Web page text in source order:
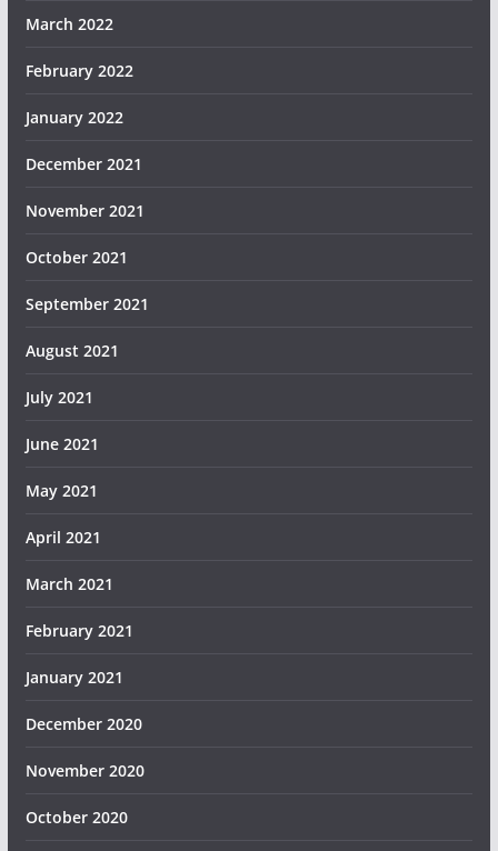
March 2022
February 2022
January 2022
December 2021
November 2021
October 2021
September 2021
August 2021
July 2021
June 2021
May 2021
April 2021
March 2021
February 2021
January 2021
December 2020
November 2020
October 2020